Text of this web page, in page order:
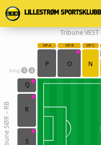
N
O
P
S
R
VIP-A VIP-B VIP-C
Q
Tribune VEST
Tribune SØR – RB
Inng. 3 4